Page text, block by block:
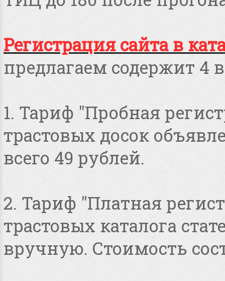
Регистрация сайта в
предлагаем содержит 4
1. Тариф "Пробная
трастовых досок
всего 49 рублей.
2. Тариф "Платная
трастовых каталога
вручную. Стоимость